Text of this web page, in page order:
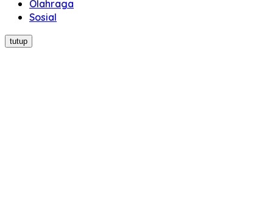
Olahraga
Sosial
tutup